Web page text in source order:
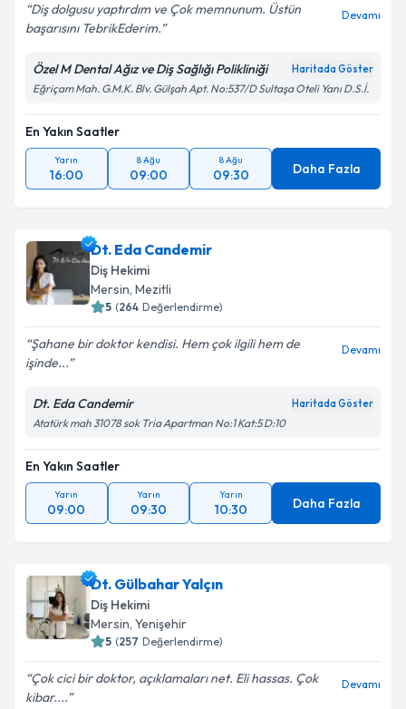
Diş dolgusu yaptırdım ve Çok memnunum. Üstün
başarısını TebrikEderim.
Devamı
Özel M Dental Ağız ve Diş Sağlığı Polikliniği Haritada Göster
Eğriçam Mah. G.M.K. Blv. Gülşah Apt. No:537/D Sultaşa Oteli Yanı D.S.İ.
En Yakın Saatler
Yarın
16:00
8 Ağu
09:00
8 Ağu
09:30 Daha Fazla
Dt. Eda Candemir
Diş Hekimi
Mersin, Mezitli
5 (264 Değerlendirme)
Şahane bir doktor kendisi. Hem çok ilgili hem de
işinde...
Devamı
Dt. Eda Candemir Haritada Göster
Atatürk mah 31078 sok Tria Apartman No:1 Kat:5 D:10
En Yakın Saatler
Yarın
09:00
Yarın
09:30
Yarın
10:30 Daha Fazla
Dt. Gülbahar Yalçın
Diş Hekimi
Mersin, Yenişehir
5 (257 Değerlendirme)
Çok cici bir doktor, açıklamaları net. Eli hassas. Çok
kibar....
Devamı